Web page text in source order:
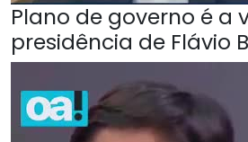
Plano de governo é a
presidência de Flávio